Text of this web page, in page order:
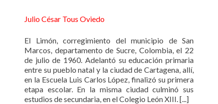
Julio César Tous Oviedo
El Limón, corregimiento del municipio de San
Marcos, departamento de Sucre, Colombia, el 22
de julio de 1960. Adelantó su educación primaria
entre su pueblo natal y la ciudad de Cartagena, allí,
en la Escuela Luis Carlos López, finalizó su primera
etapa escolar. En la misma ciudad culminó sus
estudios de secundaria, en el Colegio León XIII. [...]